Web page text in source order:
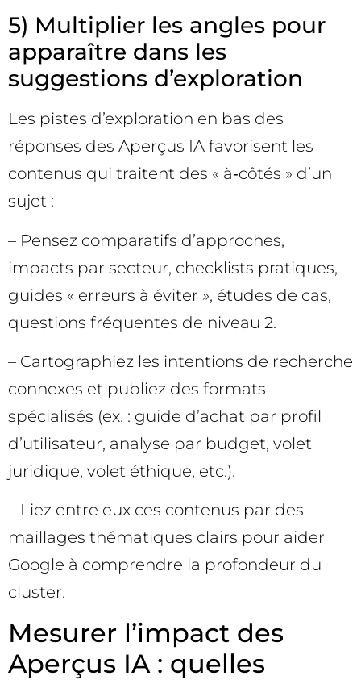
5) Multiplier les angles pour
apparaître dans les
suggestions d’exploration
Les pistes d’exploration en bas des
réponses des Aperçus IA favorisent les
contenus qui traitent des « à‑côtés » d’un
sujet :
– Pensez comparatifs d’approches,
impacts par secteur, checklists pratiques,
guides « erreurs à éviter », études de cas,
questions fréquentes de niveau 2.
– Cartographiez les intentions de recherche
connexes et publiez des formats
spécialisés (ex. : guide d’achat par profil
d’utilisateur, analyse par budget, volet
juridique, volet éthique, etc.).
– Liez entre eux ces contenus par des
maillages thématiques clairs pour aider
Google à comprendre la profondeur du
cluster.
Mesurer l’impact des
Aperçus IA : quelles